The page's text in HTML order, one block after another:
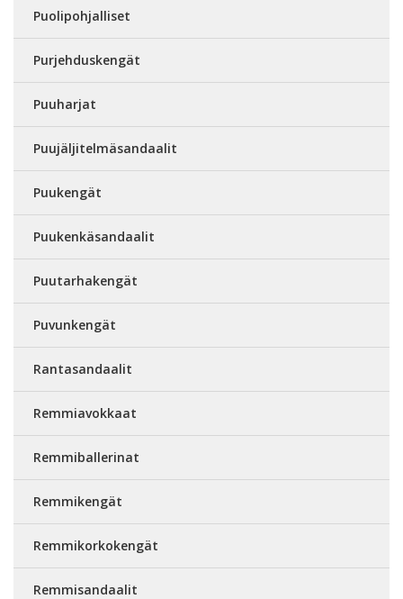
Puolipohjalliset
Purjehduskengät
Puuharjat
Puujäljitelmäsandaalit
Puukengät
Puukenkäsandaalit
Puutarhakengät
Puvunkengät
Rantasandaalit
Remmiavokkaat
Remmiballerinat
Remmikengät
Remmikorkokengät
Remmisandaalit